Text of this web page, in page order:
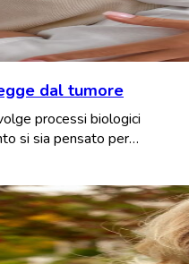
dal tumore
processi biologici
si sia pensato per…